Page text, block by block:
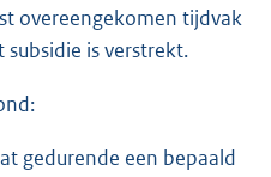
overeengekomen tijdvak
is verstrekt.
gedurende een bepaald